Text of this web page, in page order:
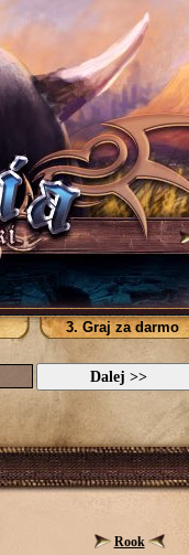
3. Graj za darmo
Rook